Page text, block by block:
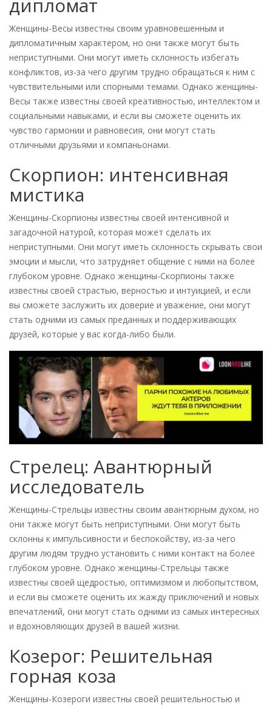
дипломат
Женщины-Весы известны своим уравновешенным и
дипломатичным характером, но они также могут быть
неприступными. Они могут иметь склонность избегать
конфликтов, из-за чего другим трудно обращаться к ним с
чувствительными или спорными темами. Однако женщины-
Весы также известны своей креативностью, интеллектом и
социальными навыками, и если вы сможете оценить их
чувство гармонии и равновесия, они могут стать
отличными друзьями и компаньонами.
Скорпион: интенсивная
мистика
Женщины-Скорпионы известны своей интенсивной и
загадочной натурой, которая может сделать их
неприступными. Они могут иметь склонность скрывать свои
эмоции и мысли, что затрудняет общение с ними на более
глубоком уровне. Однако женщины-Скорпионы также
известны своей страстью, верностью и интуицией, и если
вы сможете заслужить их доверие и уважение, они могут
стать одними из самых преданных и поддерживающих
друзей, которые у вас когда-либо были.
Стрелец: Авантюрный
исследователь
Женщины-Стрельцы известны своим авантюрным духом, но
они также могут быть неприступными. Они могут быть
склонны к импульсивности и беспокойству, из-за чего
другим людям трудно установить с ними контакт на более
глубоком уровне. Однако женщины-Стрельцы также
известны своей щедростью, оптимизмом и любопытством,
и если вы сможете оценить их жажду приключений и новых
впечатлений, они могут стать одними из самых интересных
и вдохновляющих друзей в вашей жизни.
Козерог: Решительная
горная коза
Женщины-Козероги известны своей решительностью и